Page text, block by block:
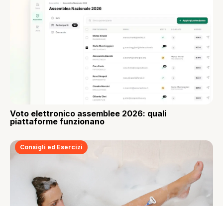
Voto elettronico assemblee 2026: quali
piattaforme funzionano
Consigli ed Esercizi